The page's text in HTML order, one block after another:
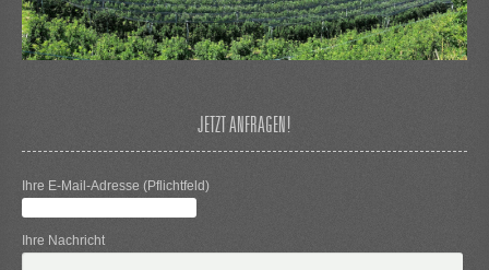
JETZT ANFRAGEN!
Ihre E-Mail-Adresse (Pflichtfeld)
Ihre Nachricht